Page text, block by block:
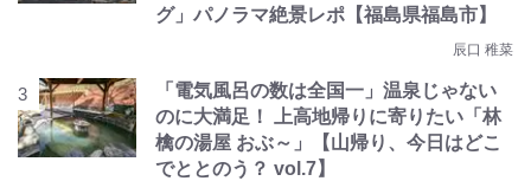
グ」パノラマ絶景レポ【福島県福島市】
辰口 稚菜
「電気風呂の数は全国一」温泉じゃない
のに大満足！ 上高地帰りに寄りたい「林
檎の湯屋 おぶ～」【山帰り、今日はどこ
でととのう？ vol.7】